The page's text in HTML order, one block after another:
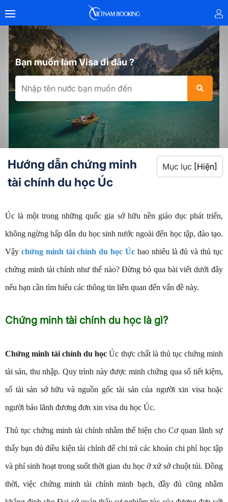
Bạn muốn làm Visa đi đâu ?
Mục lục [Hiện]
Hướng dẫn chứng minh
tài chính du học Úc
Úc là một trong những quốc gia sở hữu nền giáo dục phát triển,
không ngừng hấp dẫn du học sinh nước ngoài đến học tập, đào tạo.
Vậy chứng minh tài chính du học Úc bao nhiêu là đủ và thủ tục
chứng minh tài chính như thế nào? Đừng bỏ qua bài viết dưới đây
nếu bạn cần tìm hiểu các thông tin liên quan đến vấn đề này.
Chứng minh tài chính du học là gì?
Chứng minh tài chính du học Úc thực chất là thủ tục chứng minh
tài sản, thu nhập. Quy trình này được minh chứng qua sổ tiết kiệm,
số tài sản sở hữu và nguồn gốc tài sản của người xin visa hoặc
người bảo lãnh đương đơn xin visa du học Úc.
Thủ tục chứng minh tài chính nhằm thể hiện cho Cơ quan lãnh sự
thấy bạn đủ điều kiện tài chính để chi trả các khoản chi phí học tập
và phí sinh hoạt trong suốt thời gian du học ở xứ sở chuột túi. Đồng
thời, việc chứng minh tài chính minh bạch, đầy đủ cũng nhằm